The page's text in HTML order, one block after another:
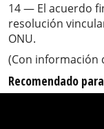
14 — El acuerdo
resolución
ONU.
(Con información
Recomendado